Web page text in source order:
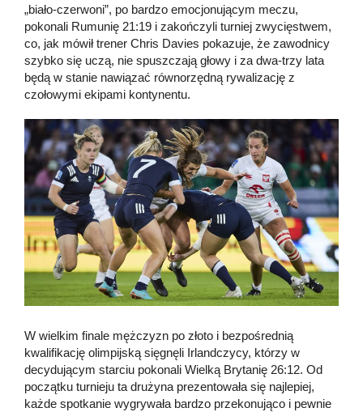
„biało-czerwoni”, po bardzo emocjonującym meczu,
pokonali Rumunię 21:19 i zakończyli turniej zwycięstwem,
co, jak mówił trener Chris Davies pokazuje, że zawodnicy
szybko się uczą, nie spuszczają głowy i za dwa-trzy lata
będą w stanie nawiązać równorzędną rywalizację z
czołowymi ekipami kontynentu.
W wielkim finale mężczyzn po złoto i bezpośrednią
kwalifikację olimpijską sięgnęli Irlandczycy, którzy w
decydującym starciu pokonali Wielką Brytanię 26:12. Od
początku turnieju ta drużyna prezentowała się najlepiej,
każde spotkanie wygrywała bardzo przekonująco i pewnie